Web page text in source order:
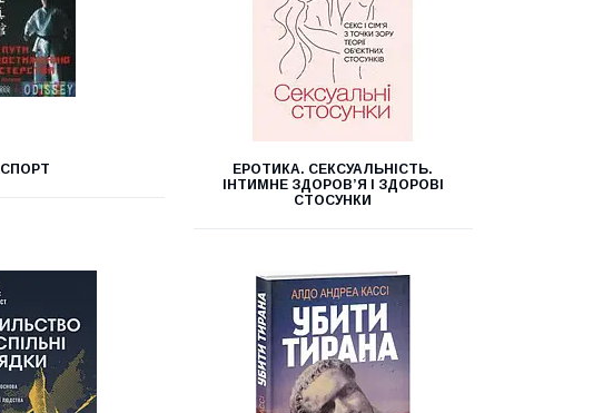
СПОРТ
ЕРОТИКА. СЕКСУАЛЬНІСТЬ.
ІНТИМНЕ ЗДОРОВ’Я І ЗДОРОВІ
СТОСУНКИ